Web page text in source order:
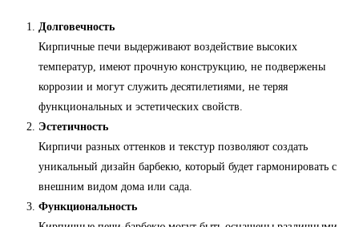
Долговечность
Кирпичные печи выдерживают воздействие высоких
температур, имеют прочную конструкцию, не подвержены
коррозии и могут служить десятилетиями, не теряя
функциональных и эстетических свойств.
Эстетичность
Кирпичи разных оттенков и текстур позволяют создать
уникальный дизайн барбекю, который будет гармонировать с
внешним видом дома или сада.
Функциональность